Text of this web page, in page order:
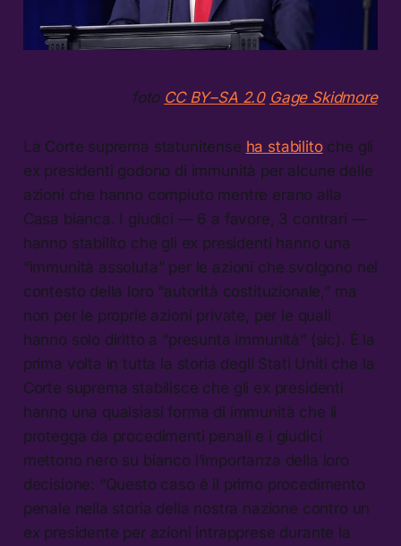
foto CC BY–SA 2.0 Gage Skidmore
La Corte suprema statunitense ha stabilitoche gli
ex presidenti godono di immunità per alcune delle
azioni che hanno compiuto mentre erano alla
Casa bianca. I giudici — 6 a favore, 3 contrari —
hanno stabilito che gli ex presidenti hanno una
“immunità assoluta” per le azioni che svolgono nel
contesto della loro “autorità costituzionale,” ma
non per le proprie azioni private, per le quali
hanno solo diritto a “presunta immunità” (sic). È la
prima volta in tutta la storia degli Stati Uniti che la
Corte suprema stabilisce che gli ex presidenti
hanno una qualsiasi forma di immunità che li
protegga da procedimenti penali e i giudici
mettono nero su bianco l’importanza della loro
decisione: “Questo caso è il primo procedimento
penale nella storia della nostra nazione contro un
ex presidente per azioni intrapprese durante la